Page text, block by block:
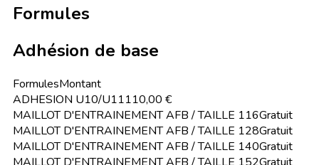
Formules
Adhésion de base
FormulesMontant
ADHESION U10/U11110,00 €
MAILLOT D'ENTRAINEMENT AFB / TAILLE 116Gratuit
MAILLOT D'ENTRAINEMENT AFB / TAILLE 128Gratuit
MAILLOT D'ENTRAINEMENT AFB / TAILLE 140Gratuit